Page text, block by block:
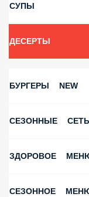
СУПЫ
ДЕСЕРТЫ
БУРГЕРЫ NEW
СЕЗОННЫЕ СЕТЫ
ЗДОРОВОЕ МЕНЮ
СЕЗОННОЕ МЕНЮ